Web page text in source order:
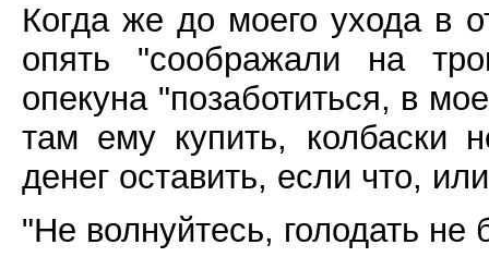
Когда же до моего ухода в
опять "соображали на
опекуна "позаботиться, в
там ему купить, колбаски
денег оставить, если что,
"Не волнуйтесь, голодать